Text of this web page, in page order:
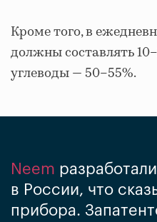
Кроме того, в
должны составлять
углеводы — 50–55%.
Neem
в России, что
прибора.